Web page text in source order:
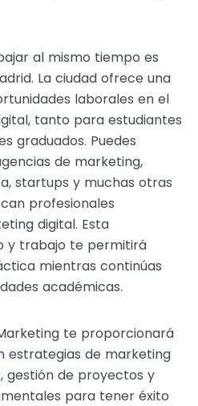
al mismo tiempo es
La ciudad ofrece una
laborales en el
tanto para estudiantes
graduados. Puedes
de marketing,
startups y muchas otras
profesionales
digital. Esta
y trabajo te permitirá
mientras continúas
académicas.
te proporcionará
estrategias de marketing
gestión de proyectos y
para tener éxito